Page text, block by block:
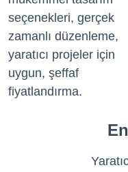
seçenekleri, gerçek
zamanlı düzenleme,
yaratıcı projeler için
uygun, şeffaf
fiyatlandırma.